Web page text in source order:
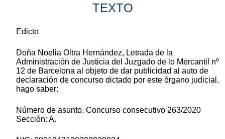
TEXTO
Edicto
Doña Noelia Oltra Hernández, Letrada de la
Administración de Justicia del Juzgado de lo Mercantil nº
12 de Barcelona al objeto de dar publicidad al auto de
declaración de concurso dictado por este órgano judicial,
hago saber:
Número de asunto. Concurso consecutivo 263/2020
Sección: A.